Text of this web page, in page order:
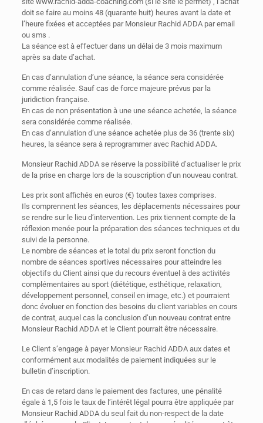
doit se faire au moins 48 (quarante huit) heures avant la date et
l’heure fixées et acceptées par Monsieur Rachid ADDA par email
ou sms .
La séance est à effectuer dans un délai de 3 mois maximum
après sa date d’achat.
En cas d’annulation d’une séance, la séance sera considérée
comme réalisée. Sauf cas de force majeure prévus par la
juridiction française.
En cas de non présentation à une une séance achetée, la séance
sera considérée comme réalisée.
En cas d’annulation d’une séance achetée plus de 36 (trente six)
heures, la séance sera à reprogrammer avec Rachid ADDA.
Monsieur Rachid ADDA se réserve la possibilité d’actualiser le prix
de la prise en charge lors de la souscription d’un nouveau contrat.
Les prix sont affichés en euros (€) toutes taxes comprises.
Ils comprennent les séances, les déplacements nécessaires pour
se rendre sur le lieu d’intervention. Les prix tiennent compte de la
réflexion menée pour la préparation des séances techniques et du
suivi de la personne.
Le nombre de séances et le total du prix seront fonction du
nombre de séances sportives nécessaires pour atteindre les
objectifs du Client ainsi que du recours éventuel à des activités
complémentaires au sport (diététique, esthétique, relaxation,
développement personnel, conseil en image, etc.) et pourraient
donc évoluer en fonction des besoins du client variables en cours
de contrat, auquel cas la conclusion d’un nouveau contrat entre
Monsieur Rachid ADDA et le Client pourrait être nécessaire.
Le Client s’engage à payer Monsieur Rachid ADDA aux dates et
conformément aux modalités de paiement indiquées sur le
bulletin d’inscription.
En cas de retard dans le paiement des factures, une pénalité
égale à 1,5 fois le taux de l’intérêt légal pourra être appliquée par
Monsieur Rachid ADDA du seul fait du non-respect de la date